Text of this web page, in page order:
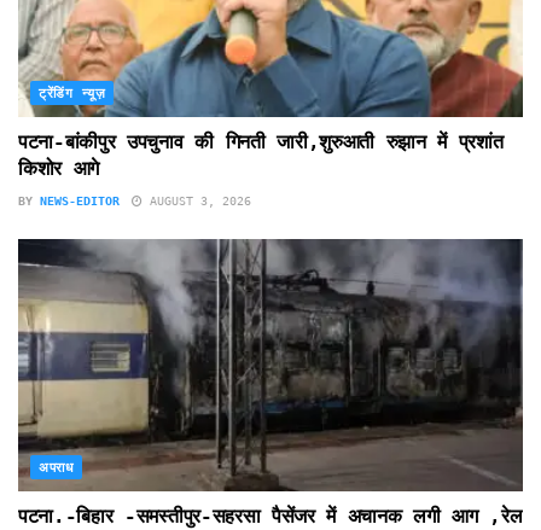
ट्रेंडिंग न्यूज़
पटना-बांकीपुर उपचुनाव की गिनती जारी,शुरुआती रुझान में प्रशांत
किशोर आगे
BY NEWS-EDITOR AUGUST 3, 2026
अपराध
पटना.-बिहार -समस्तीपुर-सहरसा पैसेंजर में अचानक लगी आग ,रेल